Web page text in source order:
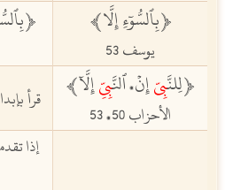
ﵳبِٱلسُّوٓءِ إِلَّاﵲ
يوسف 53
ﵳ
ﵳلِلنَّبِيّإِنۡ، ٱلنَّبِيِّإِلَّآﵲ
الأحزاب 50 ،53
قرأ
إذا